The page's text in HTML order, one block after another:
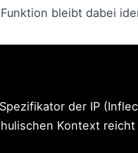
bleibt dabei
der IP
Kontext